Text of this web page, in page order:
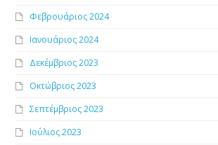
Φεβρουάριος 2024
Ιανουάριος 2024
Δεκέμβριος 2023
Οκτώβριος 2023
Σεπτέμβριος 2023
Ιούλιος 2023